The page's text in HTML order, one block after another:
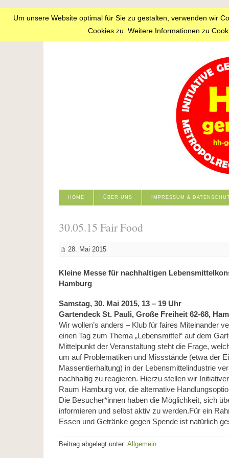
Um unsere Website optimal für Sie zu gestalten, verwenden wir
Cookies zu. Weitere Informationen zu
HOME ÜBER UNS IMPRESSUM &
30.05.15 Fair Food
28. Mai 2015
Kleine Messe für nachhaltigen
Hamburg
Samstag, 30. Mai 2015, 13 – 19 Uhr
Gartendeck St. Pauli, Große Freiheit 62-68,
Wir wollen’s anders – Klub für faires Miteinander
einen Tag zum Thema „Lebensmittel“ auf dem
Mittelpunkt der Veranstaltung steht die Frage,
um auf Problematiken und Missstände (etwa der
Massentierhaltung) in der Lebensmittelindustrie
nachhaltig zu reagieren. Hierzu stellen wir
Raum Hamburg vor, die alternative
Die Besucher*innen haben die Möglichkeit, sich
informieren und selbst aktiv zu werden.Für ein
Essen und Getränke gegen Spende ist natürlich
Beitrag abgelegt unter: Allgemein